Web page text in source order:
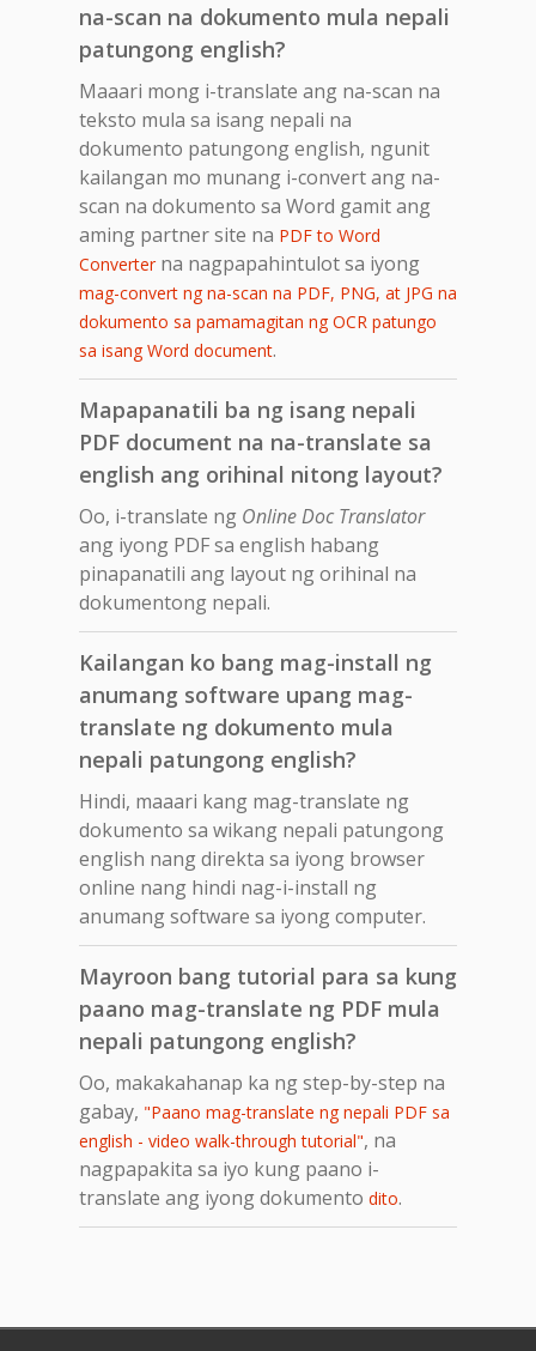
na-scan na dokumento mula nepali
patungong english?
Maaari mong i-translate ang na-scan na
teksto mula sa isang nepali na
dokumento patungong english, ngunit
kailangan mo munang i-convert ang na-
scan na dokumento sa Word gamit ang
aming partner site na PDF to Word
Converterna nagpapahintulot sa iyong
mag-convert ng na-scan na PDF, PNG, at JPG na
dokumento sa pamamagitan ng OCR patungo
sa isang Word document.
Mapapanatili ba ng isang nepali
PDF document na na-translate sa
english ang orihinal nitong layout?
Oo, i-translate ng Online Doc Translator
ang iyong PDF sa english habang
pinapanatili ang layout ng orihinal na
dokumentong nepali.
Kailangan ko bang mag-install ng
anumang software upang mag-
translate ng dokumento mula
nepali patungong english?
Hindi, maaari kang mag-translate ng
dokumento sa wikang nepali patungong
english nang direkta sa iyong browser
online nang hindi nag-i-install ng
anumang software sa iyong computer.
Mayroon bang tutorial para sa kung
paano mag-translate ng PDF mula
nepali patungong english?
Oo, makakahanap ka ng step-by-step na
gabay, "Paano mag-translate ng nepali PDF sa
english - video walk-through tutorial", na
nagpapakita sa iyo kung paano i-
translate ang iyong dokumento dito.